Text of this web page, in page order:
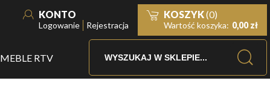
KONTO
Logowanie Rejestracja
KOSZYK(0)
Wartość koszyka: 0,00 zł
MEBLE RTV